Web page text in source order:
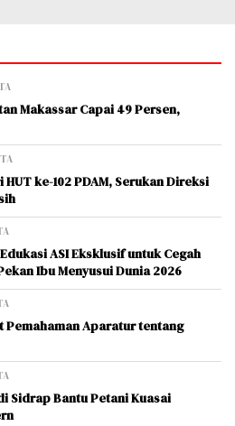
Makassar Capai 49 Persen,
ke-102 PDAM, Serukan Direksi
ASI Eksklusif untuk Cegah
Ibu Menyusui Dunia 2026
Aparatur tentang
Sidrap Bantu Petani Kuasai